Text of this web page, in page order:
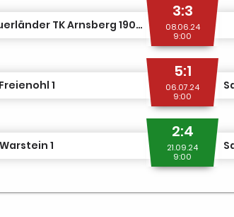
Sauerländer TK Arnsberg 1907 1
3:3
08.06.24
9:00
1
5:1
06.07.24
9:00
1
2:4
21.09.24
9:00